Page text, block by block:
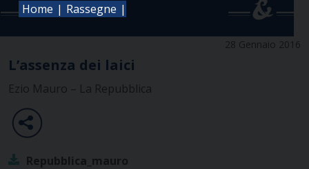
Home | Rassegne |
28 Gennaio 2016
L’assenza dei laici
Ezio Mauro – La Repubblica
Repubblica_mauro